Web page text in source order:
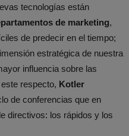
tecnologías están
de marketing,
de predecir en el tiempo;
estratégica de nuestra
influencia sobre las
este respecto, Kotler
de conferencias que en
directivos: los rápidos y los